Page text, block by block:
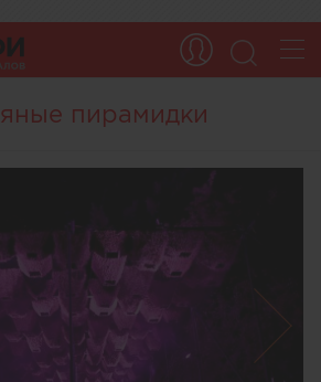
пирамидки